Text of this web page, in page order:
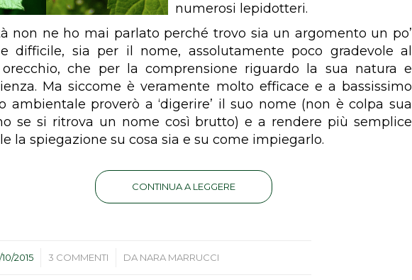
numerosi lepidotteri.
non ne ho mai parlato perché trovo sia un argomento un po’
difficile, sia per il nome, assolutamente poco gradevole al
orecchio, che per la comprensione riguardo la sua natura e
Ma siccome è veramente molto efficace e a bassissimo
ambientale proverò a ‘digerire’ il suo nome (non è colpa sua
se si ritrova un nome così brutto) e a rendere più semplice
la spiegazione su cosa sia e su come impiegarlo.
CONTINUA A LEGGERE
10/2015 3 COMMENTI
/ DA NARA MARRUCCI